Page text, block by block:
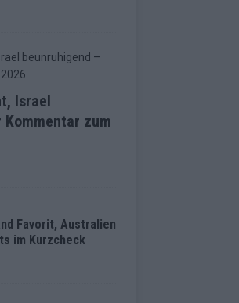
Israel
zum
Favorit, Australien
im Kurzcheck